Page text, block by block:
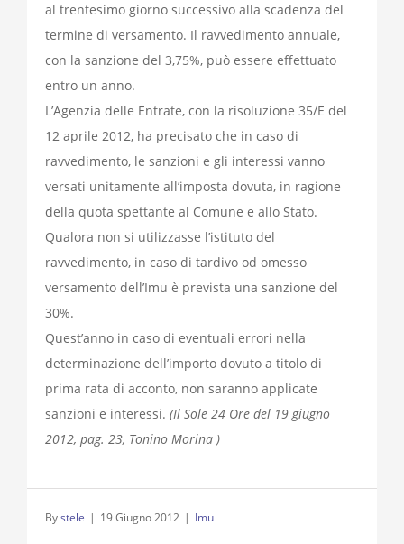
al trentesimo giorno successivo alla scadenza del
termine di versamento. Il ravvedimento annuale,
con la sanzione del 3,75%, può essere effettuato
entro un anno.
L’Agenzia delle Entrate, con la risoluzione 35/E del
12 aprile 2012, ha precisato che in caso di
ravvedimento, le sanzioni e gli interessi vanno
versati unitamente all’imposta dovuta, in ragione
della quota spettante al Comune e allo Stato.
Qualora non si utilizzasse l’istituto del
ravvedimento, in caso di tardivo od omesso
versamento dell’Imu è prevista una sanzione del
30%.
Quest’anno in caso di eventuali errori nella
determinazione dell’importo dovuto a titolo di
prima rata di acconto, non saranno applicate
sanzioni e interessi. (Il Sole 24 Ore del 19 giugno
2012, pag. 23, Tonino Morina )
Bystele | 19 Giugno 2012 | Imu